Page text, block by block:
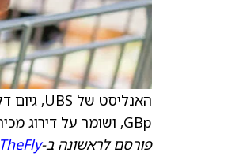
האנליסט של UBS, גיום דלמאס, הוריד את
GBp, ושומר על דירוג מכירה על המניה.
פורסם לראשונה ב-TheFly